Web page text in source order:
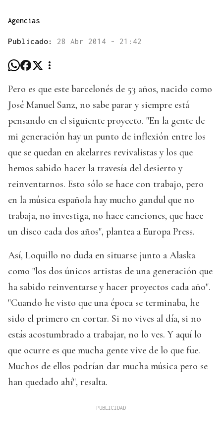
Agencias
Publicado: 28 Abr 2014 - 21:42
Pero es que este barcelonés de 53 años, nacido como
José Manuel Sanz, no sabe parar y siempre está
pensando en el siguiente proyecto. "En la gente de
mi generación hay un punto de inflexión entre los
que se quedan en akelarres revivalistas y los que
hemos sabido hacer la travesía del desierto y
reinventarnos. Esto sólo se hace con trabajo, pero
en la música española hay mucho gandul que no
trabaja, no investiga, no hace canciones, que hace
un disco cada dos años", plantea a Europa Press.
Así, Loquillo no duda en situarse junto a Alaska
como "los dos únicos artistas de una generación que
ha sabido reinventarse y hacer proyectos cada año".
"Cuando he visto que una época se terminaba, he
sido el primero en cortar. Si no vives al día, si no
estás acostumbrado a trabajar, no lo ves. Y aquí lo
que ocurre es que mucha gente vive de lo que fue.
Muchos de ellos podrían dar mucha música pero se
han quedado ahí", resalta.